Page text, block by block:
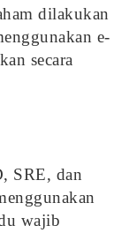
dilakukan
e-
secara
SRE, dan
wajib